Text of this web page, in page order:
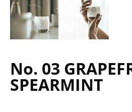
No. 03
SPEARMINT